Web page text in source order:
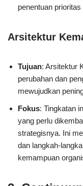
penentuan prioritas
Arsitektur
Tujuan: Arsitektur
perubahan dan
mewujudkan
Fokus: Tingkatan
yang perlu
strategisnya. Ini
dan langkah-
kemampuan